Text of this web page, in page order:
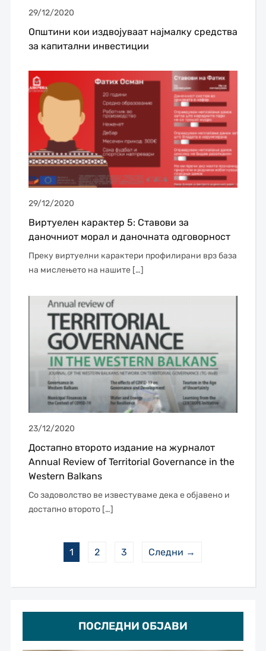
ПОСЛЕДНИ ОБЈАВИ
29/12/2020
Општини кои издвојуваат најмалку средства
за капитални инвестиции
29/12/2020
Виртуелен карактер 5: Ставови за
даночниот морал и даночната одговорност
Преку виртуелни карактери профилирани врз база
на мислењето на нашите […]
23/12/2020
Достапно второто издание на журналот
Annual Review of Territorial Governance in the
Western Balkans
Со задоволство ве известуваме дека е објавено и
достапно второто […]
1 2 3 Следни →